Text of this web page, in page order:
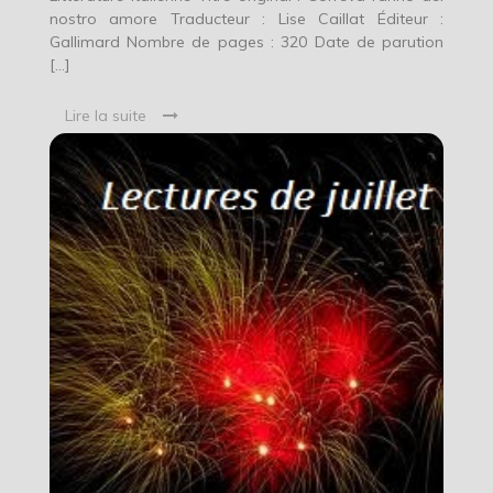
nostro amore Traducteur : Lise Caillat Éditeur :
Gallimard Nombre de pages : 320 Date de parution
[…]
Lire la suite